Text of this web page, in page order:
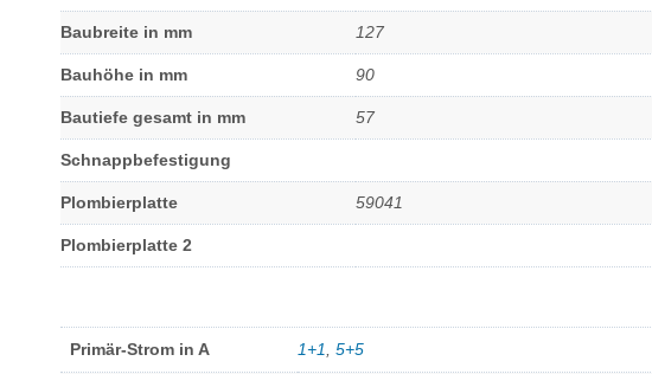
Baubreite in mm 127
Bauhöhe in mm 90
Bautiefe gesamt in mm 57
Schnappbefestigung
Plombierplatte 59041
Plombierplatte 2
Primär-Strom in A 1+1, 5+5